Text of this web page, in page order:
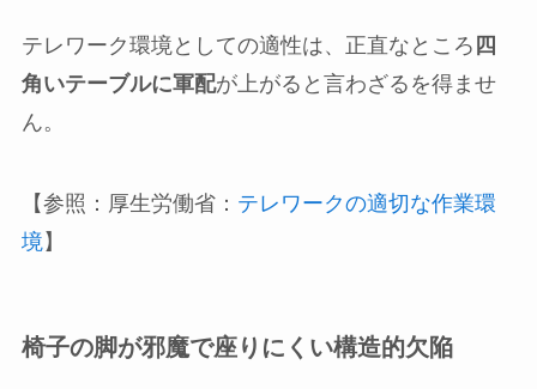
テレワーク環境としての適性は、正直なところ 四
角いテーブルに軍配が上がると言わざるを得ませ
ん。
【参照：厚生労働省： テレワークの適切な作業環
境】
椅子の脚が邪魔で座りにくい構造的欠陥